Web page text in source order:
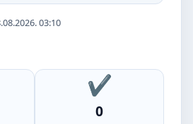
03:10
0